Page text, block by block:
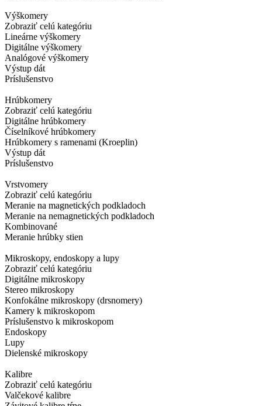
Výškomery
Zobraziť celú kategóriu
Lineárne výškomery
Digitálne výškomery
Analógové výškomery
Výstup dát
Príslušenstvo
Hrúbkomery
Zobraziť celú kategóriu
Digitálne hrúbkomery
Číselníkové hrúbkomery
Hrúbkomery s ramenami (Kroeplin)
Výstup dát
Príslušenstvo
Vrstvomery
Zobraziť celú kategóriu
Meranie na magnetických podkladoch
Meranie na nemagnetických podkladoch
Kombinované
Meranie hrúbky stien
Mikroskopy, endoskopy a lupy
Zobraziť celú kategóriu
Digitálne mikroskopy
Stereo mikroskopy
Konfokálne mikroskopy (drsnomery)
Kamery k mikroskopom
Príslušenstvo k mikroskopom
Endoskopy
Lupy
Dielenské mikroskopy
Kalibre
Zobraziť celú kategóriu
Valčekové kalibre